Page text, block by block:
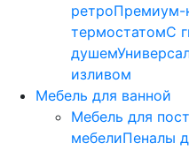
ретроПремиум-
термостатомС
душем
изливом
Мебель для ванной
Мебель для
мебелиПеналы